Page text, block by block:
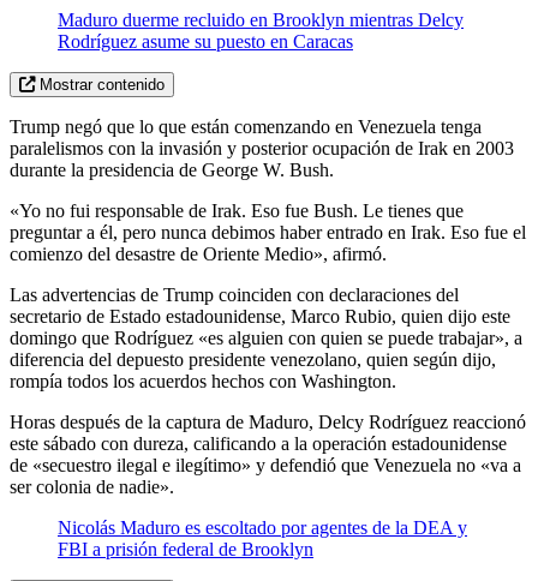
Maduro duerme recluido en Brooklyn mientras Delcy
Rodríguez asume su puesto en Caracas
Mostrar contenido
Trump negó que lo que están comenzando en Venezuela tenga
paralelismos con la invasión y posterior ocupación de Irak en 2003
durante la presidencia de George W. Bush.
«Yo no fui responsable de Irak. Eso fue Bush. Le tienes que
preguntar a él, pero nunca debimos haber entrado en Irak. Eso fue el
comienzo del desastre de Oriente Medio», afirmó.
Las advertencias de Trump coinciden con declaraciones del
secretario de Estado estadounidense, Marco Rubio, quien dijo este
domingo que Rodríguez «es alguien con quien se puede trabajar», a
diferencia del depuesto presidente venezolano, quien según dijo,
rompía todos los acuerdos hechos con Washington.
Horas después de la captura de Maduro, Delcy Rodríguez reaccionó
este sábado con dureza, calificando a la operación estadounidense
de «secuestro ilegal e ilegítimo» y defendió que Venezuela no «va a
ser colonia de nadie».
Nicolás Maduro es escoltado por agentes de la DEA y
FBI a prisión federal de Brooklyn